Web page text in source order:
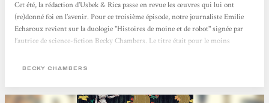
Cet été, la rédaction d’Usbek & Rica passe en revue les œuvres qui lui ont
(re)donné foi en l’avenir. Pour ce troisième épisode, notre journaliste Emilie
Echaroux revient sur la duologie "Histoires de moine et de robot" signée par
l’autrice de science-fiction Becky Chambers. Le titre était pour le moins
bouquins en attente d’être feuilletés, Un psaume pour les recyclés sauvages
rédaction...
BECKY CHAMBERS